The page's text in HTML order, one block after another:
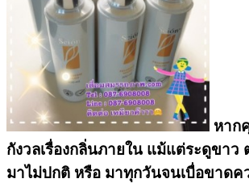
หาก
กังวลเรื่องกลิ่นภายใน แม้แต่ระดูขาว
มาไม่ปกติ หรือ มาทุกวันจนเบื่อขาดค